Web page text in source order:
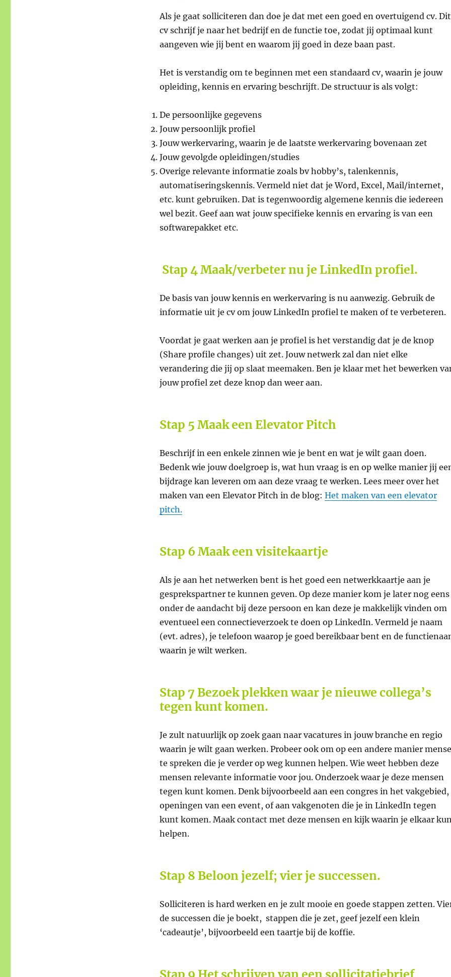
Als je gaat solliciteren dan doe je dat met een goed en overtuigend cv. Dit
cv schrijf je naar het bedrijf en de functie toe, zodat jij optimaal kunt
aangeven wie jij bent en waarom jij goed in deze baan past.
Het is verstandig om te beginnen met een standaard cv, waarin je jouw
opleiding, kennis en ervaring beschrijft. De structuur is als volgt:
De persoonlijke gegevens
Jouw persoonlijk profiel
Jouw werkervaring, waarin je de laatste werkervaring bovenaan zet
Jouw gevolgde opleidingen/studies
Overige relevante informatie zoals bv hobby’s, talenkennis,
automatiseringskennis. Vermeld niet dat je Word, Excel, Mail/internet,
etc. kunt gebruiken. Dat is tegenwoordig algemene kennis die iedereen
wel bezit. Geef aan wat jouw specifieke kennis en ervaring is van een
softwarepakket etc.
Stap 4 Maak/verbeter nu je LinkedIn profiel.
De basis van jouw kennis en werkervaring is nu aanwezig. Gebruik de
informatie uit je cv om jouw LinkedIn profiel te maken of te verbeteren.
Voordat je gaat werken aan je profiel is het verstandig dat je de knop
(Share profile changes) uit zet. Jouw netwerk zal dan niet elke
verandering die jij op slaat meemaken. Ben je klaar met het bewerken
jouw profiel zet deze knop dan weer aan.
Stap 5 Maak een Elevator Pitch
Beschrijf in een enkele zinnen wie je bent en wat je wilt gaan doen.
Bedenk wie jouw doelgroep is, wat hun vraag is en op welke manier jij
bijdrage kan leveren om aan deze vraag te werken. Lees meer over het
maken van een Elevator Pitch in de blog: Het maken van een elevator
pitch.
Stap 6 Maak een visitekaartje
Als je aan het netwerken bent is het goed een netwerkkaartje aan je
gesprekspartner te kunnen geven. Op deze manier kom je later nog eens
onder de aandacht bij deze persoon en kan deze je makkelijk vinden om
eventueel een connectieverzoek te doen op LinkedIn. Vermeld je naam
(evt. adres), je telefoon waarop je goed bereikbaar bent en de
waarin je wilt werken.
Stap 7 Bezoek plekken waar je nieuwe collega’s
tegen kunt komen.
Je zult natuurlijk op zoek gaan naar vacatures in jouw branche en regio
waarin je wilt gaan werken. Probeer ook om op een andere manier
te spreken die je verder op weg kunnen helpen. Wie weet hebben deze
mensen relevante informatie voor jou. Onderzoek waar je deze mensen
tegen kunt komen. Denk bijvoorbeeld aan een congres in het vakgebied,
openingen van een event, of aan vakgenoten die je in LinkedIn tegen
kunt komen. Maak contact met deze mensen en kijk waarin je elkaar
helpen.
Stap 8 Beloon jezelf; vier je successen.
Solliciteren is hard werken en je zult mooie en goede stappen zetten.
de successen die je boekt, stappen die je zet, geef jezelf een klein
‘cadeautje’, bijvoorbeeld een taartje bij de koffie.
Stap 9 Het schrijven van een sollicitatiebrief